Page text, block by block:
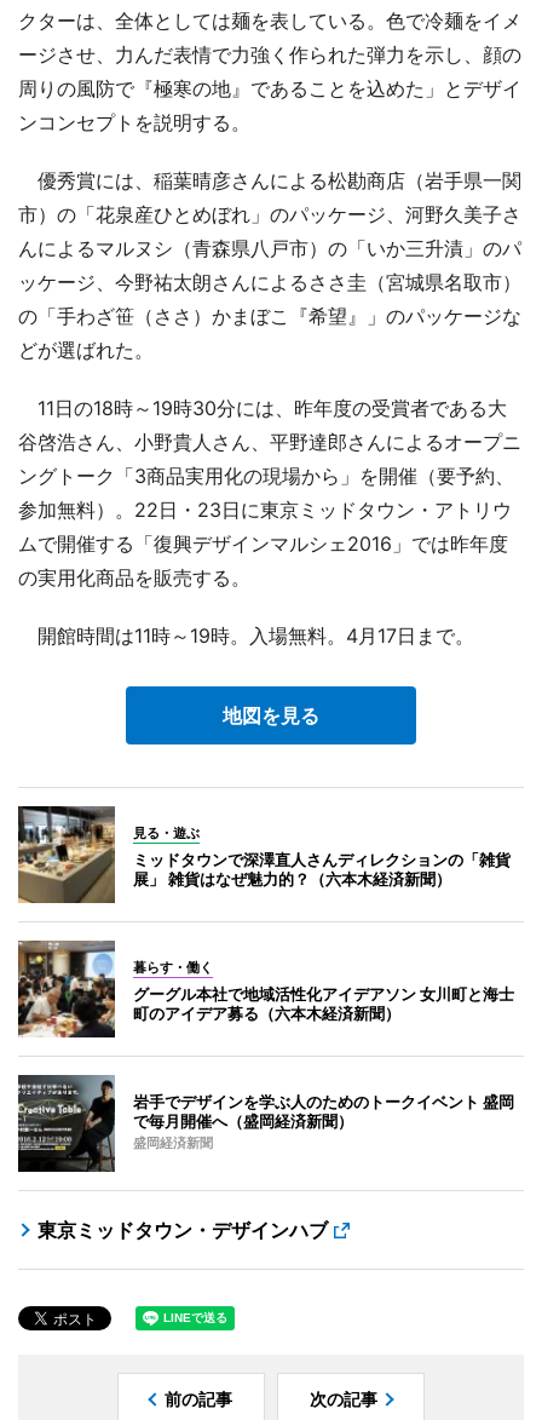
クターは、全体としては麺を表している。色で冷麺をイメ
ージさせ、力んだ表情で力強く作られた弾力を示し、顔の
周りの風防で『極寒の地』であることを込めた」とデザイ
ンコンセプトを説明する。
優秀賞には、稲葉晴彦さんによる松勘商店（岩手県一関
市）の「花泉産ひとめぼれ」のパッケージ、河野久美子さ
んによるマルヌシ（青森県八戸市）の「いか三升漬」のパ
ッケージ、今野祐太朗さんによるささ圭（宮城県名取市）
の「手わざ笹（ささ）かまぼこ『希望』」のパッケージな
どが選ばれた。
11日の18時～19時30分には、昨年度の受賞者である大
谷啓浩さん、小野貴人さん、平野達郎さんによるオープニ
ングトーク「3商品実用化の現場から」を開催（要予約、
参加無料）。22日・23日に東京ミッドタウン・アトリウ
ムで開催する「復興デザインマルシェ2016」では昨年度
の実用化商品を販売する。
開館時間は11時～19時。入場無料。4月17日まで。
地図を見る
見る・遊ぶ
ミッドタウンで深澤直人さんディレクションの「雑貨
展」 雑貨はなぜ魅力的？（六本木経済新聞）
暮らす・働く
グーグル本社で地域活性化アイデアソン 女川町と海士
町のアイデア募る（六本木経済新聞）
岩手でデザインを学ぶ人のためのトークイベント 盛岡
で毎月開催へ（盛岡経済新聞）
盛岡経済新聞
東京ミッドタウン・デザインハブ
前の記事 次の記事